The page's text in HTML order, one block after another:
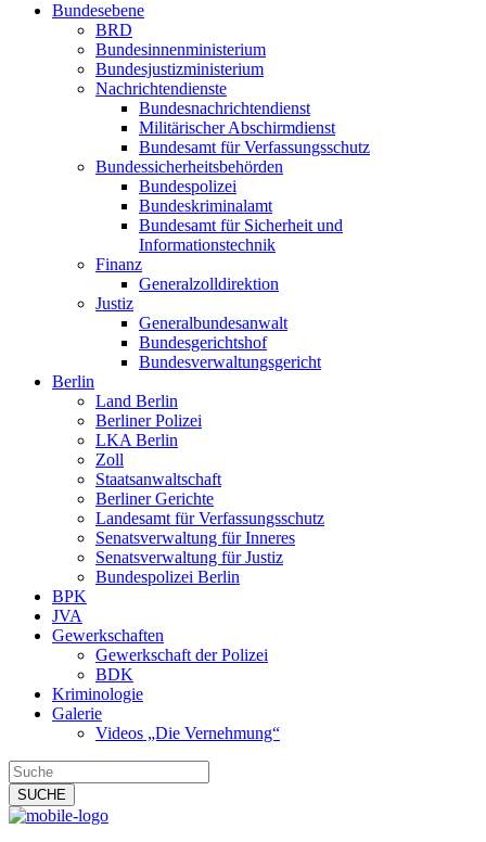
Bundesebene
BRD
Bundesinnenministerium
Bundesjustizministerium
Nachrichtendienste
Bundesnachrichtendienst
Militärischer Abschirmdienst
Bundesamt für Verfassungsschutz
Bundessicherheitsbehörden
Bundespolizei
Bundeskriminalamt
Bundesamt für Sicherheit und
Informationstechnik
Finanz
Generalzolldirektion
Justiz
Generalbundesanwalt
Bundesgerichtshof
Bundesverwaltungsgericht
Berlin
Land Berlin
Berliner Polizei
LKA Berlin
Zoll
Staatsanwaltschaft
Berliner Gerichte
Landesamt für Verfassungsschutz
Senatsverwaltung für Inneres
Senatsverwaltung für Justiz
Bundespolizei Berlin
BPK
JVA
Gewerkschaften
Gewerkschaft der Polizei
BDK
Kriminologie
Galerie
Videos „Die Vernehmung“